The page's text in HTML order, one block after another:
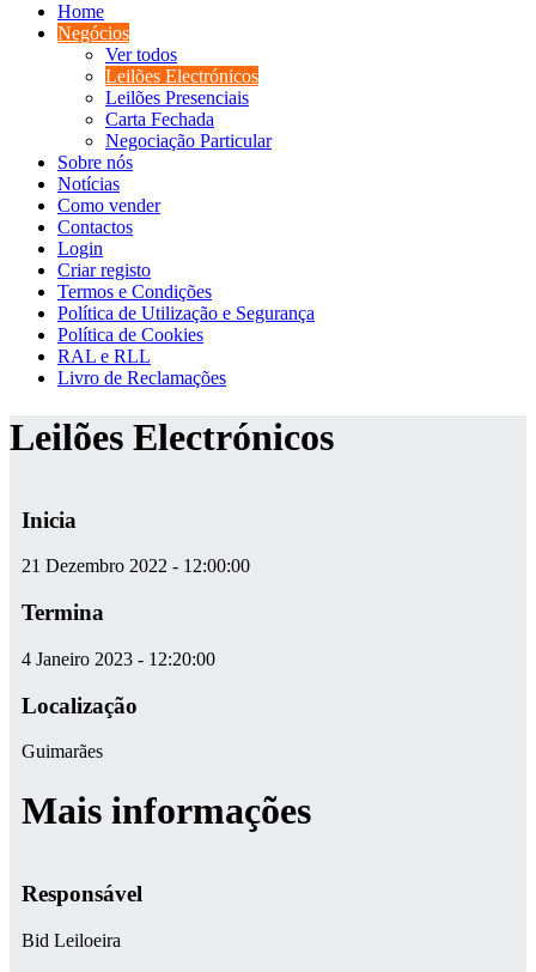
Home
Negócios
Ver todos
Leilões Electrónicos
Leilões Presenciais
Carta Fechada
Negociação Particular
Sobre nós
Notícias
Como vender
Contactos
Login
Criar registo
Termos e Condições
Política de Utilização e Segurança
Política de Cookies
RAL e RLL
Livro de Reclamações
Leilões Electrónicos
Inicia
21 Dezembro 2022 - 12:00:00
Termina
4 Janeiro 2023 - 12:20:00
Localização
Guimarães
Mais informações
Responsável
Bid Leiloeira